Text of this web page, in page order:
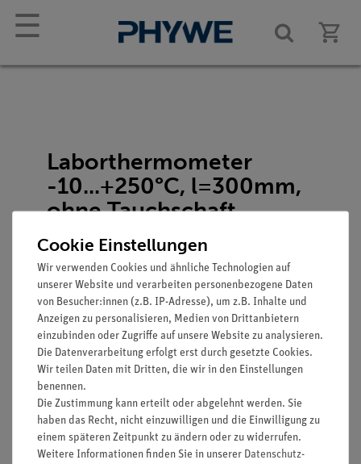
☰
Laborthermometer
-10...+250°C, l=300mm,
ohne Tauchschaft
Artikel-Nr.: 47043-00
Funktion und Verwendung
Einschlussthermometer mit farbiger Füllung.
Ausstattung und technische
Daten
Skalenträger aus Milchglas
Cookie Einstellungen
Wir verwenden Cookies und ähnliche Technologien auf
unserer Website und verarbeiten personenbezogene Daten
von Besucher:innen (z.B. IP-Adresse), um z.B. Inhalte und
Anzeigen zu personalisieren, Medien von Drittanbietern
einzubinden oder Zugriffe auf unsere Website zu analysieren.
Die Datenverarbeitung erfolgt erst durch gesetzte Cookies.
Wir teilen Daten mit Dritten, die wir in den Einstellungen
benennen.
Die Zustimmung kann erteilt oder abgelehnt werden. Sie
haben das Recht, nicht einzuwilligen und die Einwilligung zu
einem späteren Zeitpunkt zu ändern oder zu widerrufen.
Weitere Informationen finden Sie in unserer Daten­schutz­